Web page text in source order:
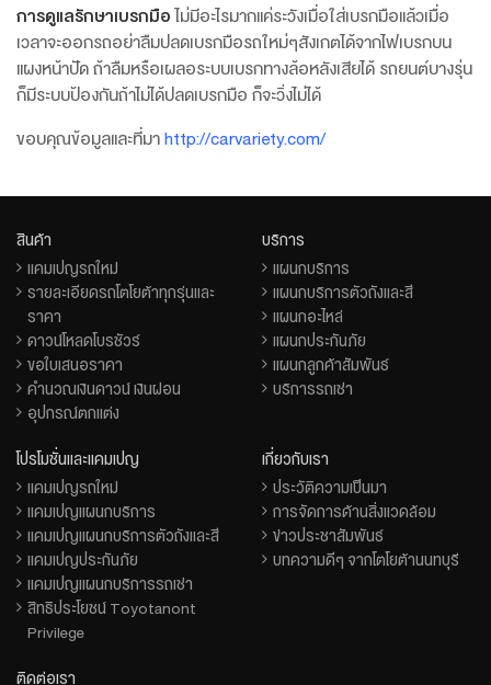
การดูแลรักษาเบรกมือไม่มีอะไรมากแค่ระวังเมื่อใส่เบรกมือแล้วเมื่อ
เวลาจะออกรถอย่าลืมปลดเบรกมือรถใหม่ๆสังเกตได้จากไฟเบรกบน
แผงหน้าปัด ถ้าลืมหรือเผลอระบบเบรกทางล้อหลังเสียได้ รถยนต์บางรุ่น
ก็มีระบบป้องกันถ้าไม่ได้ปลดเบรกมือ ก็จะวิ่งไม่ได้
ขอบคุณข้อมูลและที่มาhttp://carvariety.com/
สินค้า
แคมเปญรถใหม่
รายละเอียดรถโตโยต้าทุกรุ่นและ
ราคา
ดาวน์โหลดโบรชัวร์
ขอใบเสนอราคา
คำนวณเงินดาวน์ เงินผ่อน
อุปกรณ์ตกแต่ง
บริการ
แผนกบริการ
แผนกบริการตัวถังและสี
แผนกอะไหล่
แผนกประกันภัย
แผนกลูกค้าสัมพันธ์
บริการรถเช่า
โปรโมชั่นและแคมเปญ
แคมเปญรถใหม่
แคมเปญแผนกบริการ
แคมเปญแผนกบริการตัวถังและสี
แคมเปญประกันภัย
แคมเปญแผนกบริการรถเช่า
สิทธิประโยชน์ Toyotanont
Privilege
เกี่ยวกับเรา
ประวัติความเป็นมา
การจัดการด้านสิ่งแวดล้อม
ข่าวประชาสัมพันธ์
บทความดีๆ จากโตโยต้านนทบุรี
ติดต่อเรา